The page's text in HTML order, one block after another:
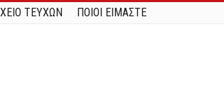
ΤΕΥΧΩΝ ΠΟΙΟΙ ΕΙΜΑΣΤΕ